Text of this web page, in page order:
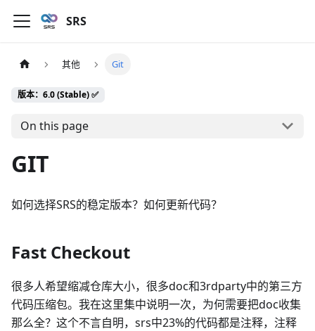
SRS
其他 Git
版本：6.0 (Stable) ✅
On this page
GIT
如何选择SRS的稳定版本？如何更新代码？
Fast Checkout
很多人希望缩减仓库大小，很多doc和3rdparty中的第三方
代码压缩包。我在这里集中说明一次，为何需要把doc收集
那么全？这个不言自明，srs中23%的代码都是注释，注释